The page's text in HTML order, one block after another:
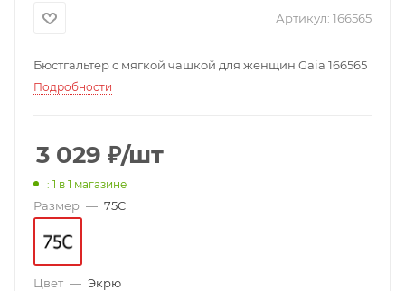
Артикул: 166565
Бюстгальтер с мягкой чашкой для женщин Gaia 166565
Подробности
3 029 ₽/шт
: 1 в 1 магазине
Размер — 75C
Цвет — Экрю